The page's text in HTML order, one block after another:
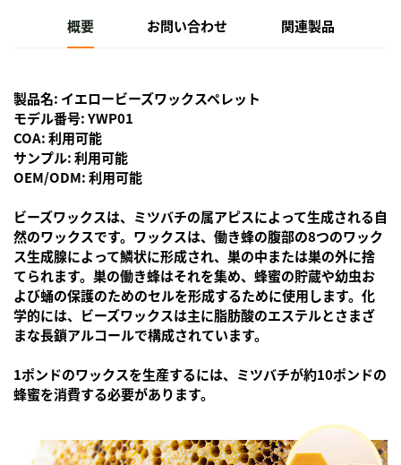
概要 お問い合わせ 関連製品
製品名: イエロービーズワックスペレット
モデル番号: YWP01
COA: 利用可能
サンプル: 利用可能
OEM/ODM: 利用可能
ビーズワックスは、ミツバチの属アピスによって生成される自
然のワックスです。ワックスは、働き蜂の腹部の8つのワック
ス生成腺によって鱗状に形成され、巣の中または巣の外に捨
てられます。巣の働き蜂はそれを集め、蜂蜜の貯蔵や幼虫お
よび蛹の保護のためのセルを形成するために使用します。化
学的には、ビーズワックスは主に脂肪酸のエステルとさまざ
まな長鎖アルコールで構成されています。
1ポンドのワックスを生産するには、ミツバチが約10ポンドの
蜂蜜を消費する必要があります。